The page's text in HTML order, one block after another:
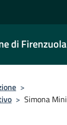
di Firenzuola
>
> Simona Mini